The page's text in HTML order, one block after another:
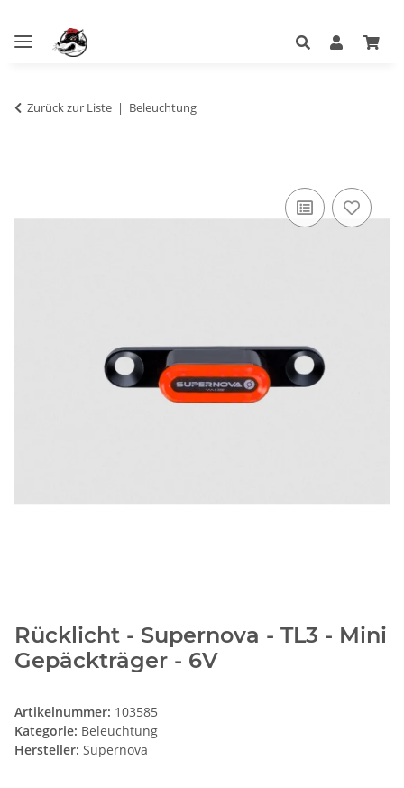
Zurück zur Liste Beleuchtung
Rücklicht - Supernova - TL3 - Mini
Gepäckträger - 6V
Artikelnummer: 103585
Kategorie: Beleuchtung
Hersteller: Supernova